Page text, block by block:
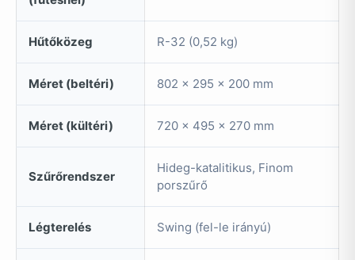
Hűtőközeg R-32 (0,52 kg)
Méret (beltéri) 802 x 295 x 200 mm
Méret (kültéri) 720 x 495 x 270 mm
Szűrőrendszer
Hideg-katalitikus, Finom
porszűrő
Légterelés Swing (fel-le irányú)